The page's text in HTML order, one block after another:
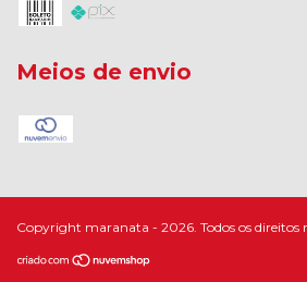
Meios de envio
Copyright maranata - 2026. Todos os direitos